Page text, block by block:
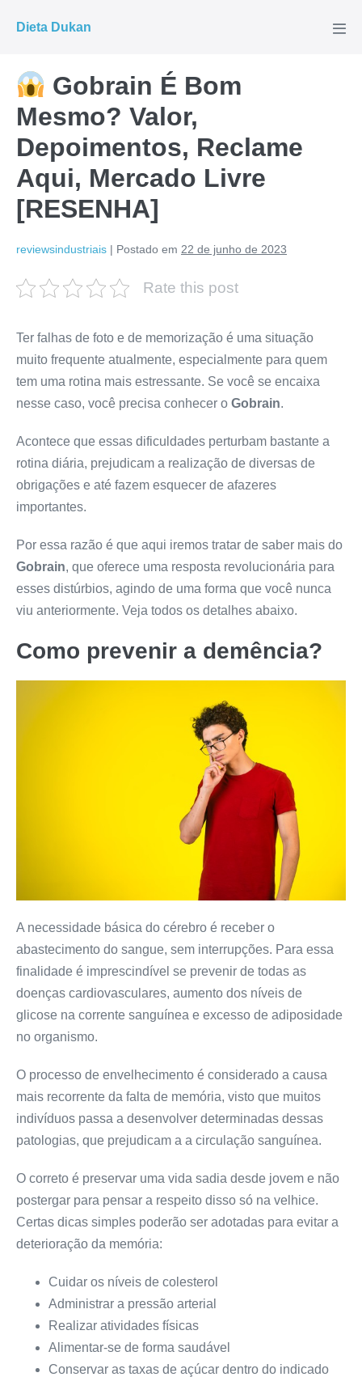
para
conteúdo
Dieta Dukan
Gobrain É Bom
Mesmo? Valor,
Depoimentos, Reclame
Aqui, Mercado Livre
[RESENHA]
reviewsindustriais | Postado em 22 de junho de 2023
Rate this post
Ter falhas de foto e de memorização é uma situação
muito frequente atualmente, especialmente para quem
tem uma rotina mais estressante. Se você se encaixa
nesse caso, você precisa conhecer o Gobrain.
Acontece que essas dificuldades perturbam bastante a
rotina diária, prejudicam a realização de diversas de
obrigações e até fazem esquecer de afazeres
importantes.
Por essa razão é que aqui iremos tratar de saber mais do
Gobrain, que oferece uma resposta revolucionária para
esses distúrbios, agindo de uma forma que você nunca
viu anteriormente. Veja todos os detalhes abaixo.
Como prevenir a demência?
A necessidade básica do cérebro é receber o
abastecimento do sangue, sem interrupções. Para essa
finalidade é imprescindível se prevenir de todas as
doenças cardiovasculares, aumento dos níveis de
glicose na corrente sanguínea e excesso de adiposidade
no organismo.
O processo de envelhecimento é considerado a causa
mais recorrente da falta de memória, visto que muitos
indivíduos passa a desenvolver determinadas dessas
patologias, que prejudicam a a circulação sanguínea.
O correto é preservar uma vida sadia desde jovem e não
postergar para pensar a respeito disso só na velhice.
Certas dicas simples poderão ser adotadas para evitar a
deterioração da memória:
Cuidar os níveis de colesterol
Administrar a pressão arterial
Realizar atividades físicas
Alimentar-se de forma saudável
Conservar as taxas de açúcar dentro do indicado